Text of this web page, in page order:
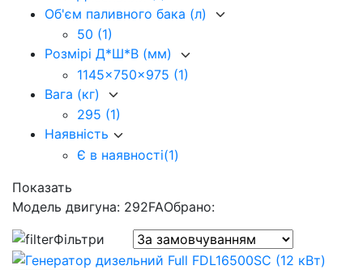
Об'єм паливного бака (л)
50 (1)
Розмірі Д*Ш*В (мм)
1145x750x975 (1)
Вага (кг)
295 (1)
Наявність
Є в наявності(1)
Показать
Модель двигуна: 292FAОбрано:
Фільтри